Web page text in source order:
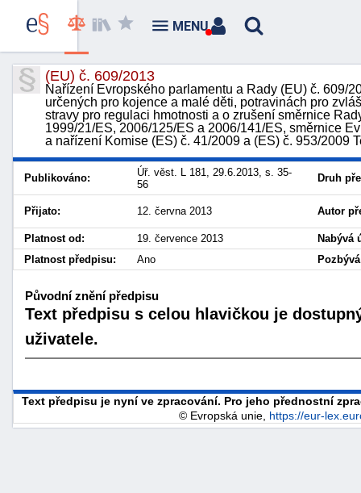
(EU) č. 609/2013
Nařízení Evropského parlamentu a Rady (EU) č. 609/
určených pro kojence a malé děti, potravinách pro
stravy pro regulaci hmotnosti a o zrušení směrnice
1999/21/ES, 2006/125/ES a 2006/141/ES, směrnice
a nařízení Komise (ES) č. 41/2009 a (ES) č. 953/2009
Publikováno:
Úř. věst. L 181, 29.6.2013, s. 35-
56
Druh
Přijato: 12. června 2013 Autor
Platnost od: 19. července 2013
Nabývá
Platnost předpisu:
Ano
Původní znění předpisu
Text předpisu s celou hlavičkou je
uživatele.
Text předpisu je nyní ve zpracování. Pro jeho přednostní
© Evropská unie, https://eur-
MENU